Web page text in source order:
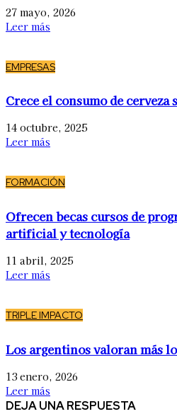
27 mayo, 2026
Leer más
EMPRESAS
Crece el consumo de
14 octubre, 2025
Leer más
FORMACIÓN
Ofrecen becas cursos de
artificial y tecnología
11 abril, 2025
Leer más
TRIPLE IMPACTO
Los argentinos valoran más
13 enero, 2026
Leer más
DEJA UNA RESPUESTA